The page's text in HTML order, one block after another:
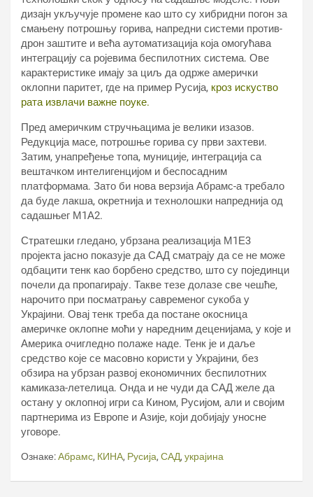
дизајн укључује промене као што су хибридни погон за
смањену потрошњу горива, напредни системи против-
дрон заштите и већа аутоматизација која омогућава
интеграцију са ројевима беспилотних система. Ове
карактеристике имају за циљ да одрже амерички
оклопни паритет, где на пример Русија, кроз искуство
рата извлачи важне поуке.
Пред америчким стручњацима је велики изазов.
Редукција масе, потрошње горива су први захтеви.
Затим, унапређење топа, муниције, интеграција са
вештачком интелигенцијом и беспосадним
платформама. Зато би нова верзија Абрамс-а требало
да буде лакша, окретнија и технолошки напреднија од
садашњег М1А2.
Стратешки гледано, убрзана реализација М1Е3
пројекта јасно показује да САД сматрају да се не може
одбацити тенк као борбено средство, што су појединци
почели да пропагирају. Такве тезе долазе све чешће,
нарочито при посматрању савременог сукоба у
Украјини. Овај тенк треба да постане окосница
америчке оклопне моћи у наредним деценијама, у које и
Америка очигледно полаже наде. Тенк је и даље
средство које се масовно користи у Украјини, без
обзира на убрзан развој економичних беспилотних
камиказа-летелица. Онда и не чуди да САД желе да
остану у оклопној игри са Кином, Русијом, али и својим
партнерима из Европе и Азије, који добијају уносне
уговоре.
Ознаке:Абрамс, КИНА, Русија, САД, украјина